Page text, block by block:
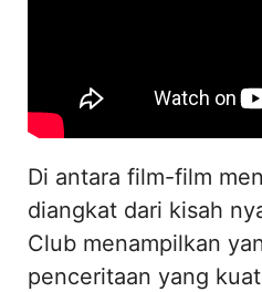
Di antara film-film
diangkat dari kisah
Club menampilkan
penceritaan yang